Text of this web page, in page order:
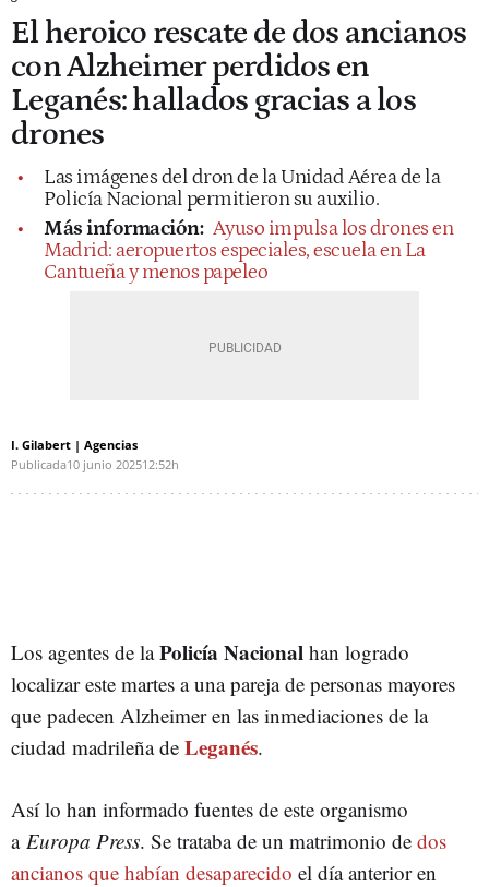
El heroico rescate de dos ancianos
con Alzheimer perdidos en
Leganés: hallados gracias a los
drones
Las imágenes del dron de la Unidad Aérea de la
Policía Nacional permitieron su auxilio.
Más información: Ayuso impulsa los drones en
Madrid: aeropuertos especiales, escuela en La
Cantueña y menos papeleo
I. Gilabert | Agencias
Publicada10 junio 202512:52h
Los agentes de laPolicía Nacional han logrado
localizar este martes a una pareja de personas mayores
que padecen Alzheimer en las inmediaciones de la
ciudad madrileña de Leganés.
Así lo han informado fuentes de este organismo
a Europa Press. Se trataba de un matrimonio de dos
ancianos que habían desaparecido el día anterior en